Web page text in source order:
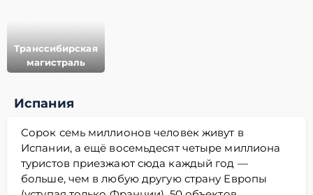
Транссибирская
магистраль
Испания
Сорок семь миллионов человек живут в
Испании, а ещё восемьдесят четыре миллиона
туристов приезжают сюда каждый год —
больше, чем в любую другую страну Европы